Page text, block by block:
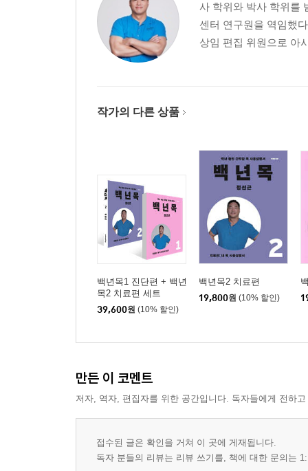
318 내 허리에 꼭 맞는 운동 선택하기
319 아픈 허리 백년운동 할 때 반드시 알아야 할 사
321 그럼 맥길의 빅3 운동은?
324 운동과 허리 디스크의 상대성 원리
332 누가 우리 장군님의 허리를 망가뜨렸나?
335 디스크 통증의 시간차 전달
337 허리 구부리는 스트레칭의 4가지 치명적인 유
341 허리 구부리는 스트레칭 권하는 사회
344 요추전만은 병이다?
346 요통은 직립보행의 저주, 네발짐승 허리 아픈
350 척추관협착증은 디스크병과 반대야! 요추전만
353 전방전위증에는 요추전만이 해롭다?
355 천골경사와 요추전만 그리고 전방전위증
368 나도 몰래 요추전만이 무너질 때
372 고스톱은 반드시4명 이상 모였을 때
376 작업할 때 무너지는 요추전만
378 차에서 내릴 때 눈앞이 캄캄해질 정도로 허리
381 요점 정리
사 학위와 박사 학위를
센터 연구원을 역임했
상임 편집 위원으로 아
작가의 다른 상품
백년목1 진단편 + 백년
목2 치료편 세트
39,600원 (10% 할인)
백년목2 치료편
19,800원 (10% 할인)
만든 이 코멘트
저자, 역자, 편집자를 위한 공간입니다. 독자들에게 전하
접수된 글은 확인을 거쳐 이 곳에 게재됩니다.
독자 분들의 리뷰는 리뷰 쓰기를, 책에 대한 문의는